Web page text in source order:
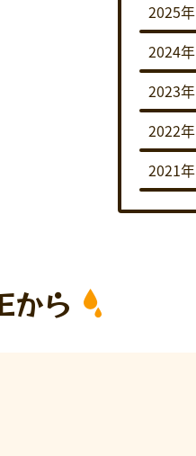
2025年
2024年
2023年
2022年
2021年
から